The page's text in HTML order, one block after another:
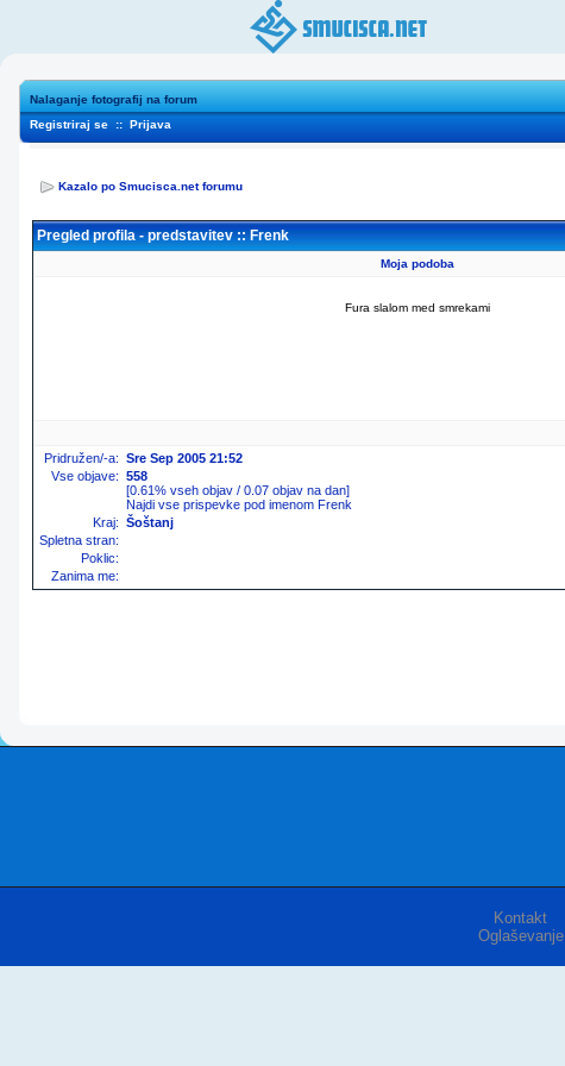
Nalaganje fotografij na forum
Registriraj se :: Prijava
Kazalo po Smucisca.net forumu
Pregled profila - predstavitev :: Frenk
Moja podoba
Fura slalom med smrekami
Pridružen/-a: Sre Sep 2005 21:52
Vse objave: 558
[0.61% vseh objav / 0.07 objav na dan]
Najdi vse prispevke pod imenom Frenk
Kraj: Šoštanj
Spletna stran:
Poklic:
Zanima me:
Kontakt
Oglaševanje